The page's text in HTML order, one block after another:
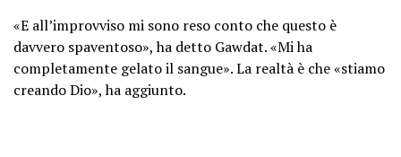
«E all’improvviso mi sono reso conto che questo è
davvero spaventoso», ha detto Gawdat. «Mi ha
completamente gelato il sangue». La realtà è che «stiamo
creando Dio», ha aggiunto.